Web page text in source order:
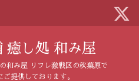
癒し処 和み屋
和み屋 リフレ激戦区の秋葉原で
提供しております。